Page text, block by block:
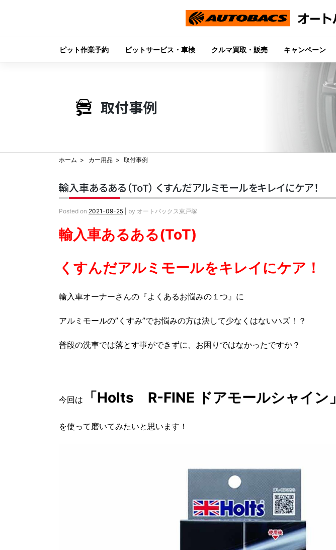
ピット作業予約 ピットサービス・車検 クルマ買取・販売 キャンペーン
取付事例
ホーム カー用品 取付事例
輸入車あるある（ToT） くすんだアルミモールをキレイにケア！
Posted on 2021-09-25 by オートバックス東戸塚
輸入車あるある(ToT)
くすんだアルミモールをキレイにケア！
輸入車オーナーさんの『よくあるお悩みの１つ』に
アルミモールの”くすみ”でお悩みの方は決して少なくはないハズ！？
普段の洗車では落とす事ができずに、お困りではなかったですか？
今回は 「Holts R-FINE ドアモールシャイン」
を使って磨いてみたいと思います！